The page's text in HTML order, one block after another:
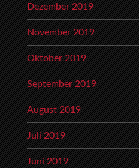
Dezember 2019
November 2019
Oktober 2019
September 2019
August 2019
Juli 2019
Juni 2019